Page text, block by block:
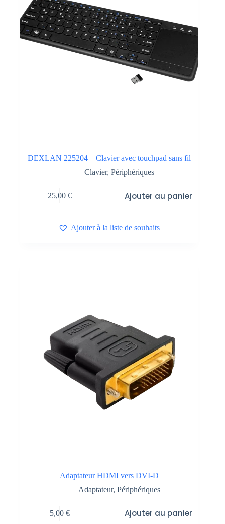
DEXLAN 225204 – Clavier avec touchpad sans fil
Clavier, Périphériques
25,00 € Ajouter au panier
Ajouter à la liste de souhaits
Adaptateur HDMI vers DVI-D
Adaptateur, Périphériques
5,00 € Ajouter au panier